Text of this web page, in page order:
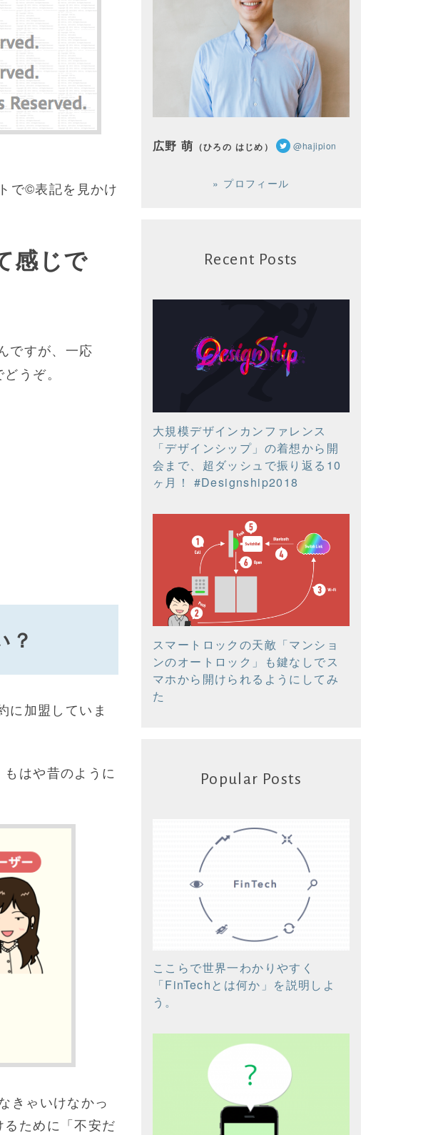
で©表記を見かけ
感じで
ですが、一応
うぞ。
？
に加盟していま
もはや昔のように
きゃいけなかっ
ために「不安だ
広野 萌 （ひろの はじめ） @hajipion
» プロフィール
Recent Posts
大規模デザインカンファレンス
「デザインシップ」の着想から開
会まで、超ダッシュで振り返る10
ヶ月！ #Designship2018
スマートロックの天敵「マンショ
ンのオートロック」も鍵なしでス
マホから開けられるようにしてみ
た
Popular Posts
ここらで世界一わかりやすく
「FinTechとは何か」を説明しよ
う。